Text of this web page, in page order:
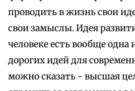
проводить в жизнь свои
свои замыслы. Идея
человеке есть вообще
дорогих идей для
можно сказать - высшая